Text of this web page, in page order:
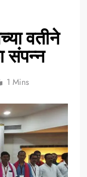
वतीने
संपन्न
1 Mins